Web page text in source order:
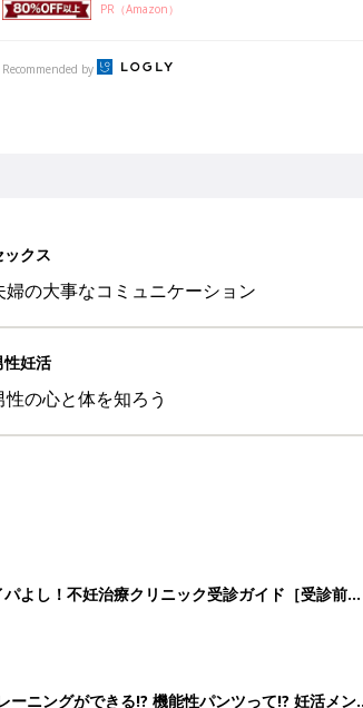
PR（Amazon）
Recommended by
ックス
婦の大事なコミュニケーション
性妊活
性の心と体を知ろう
よし！不妊治療クリニック受診ガイド［受診前の
ーニングができる!? 機能性パンツって!? 妊活メン